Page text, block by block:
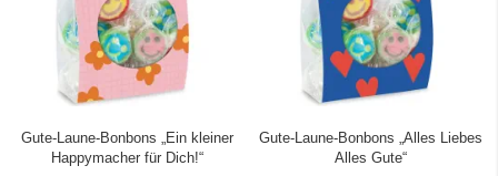
Gute-Laune-Bonbons „Ein kleiner
Happymacher für Dich!“
Gute-Laune-Bonbons „Alles Liebes
Alles Gute“